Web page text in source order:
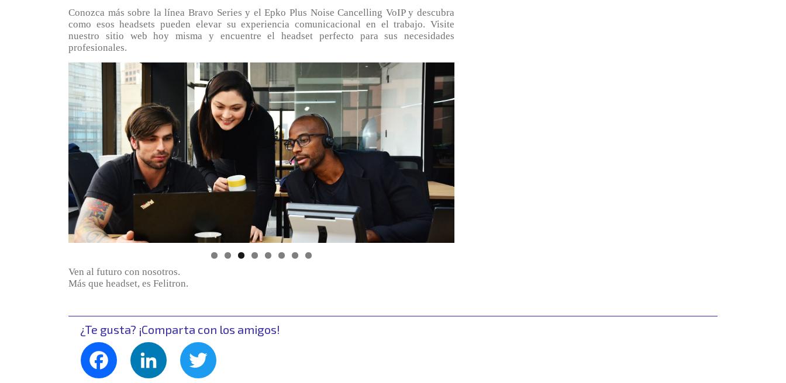
Conozca más sobre la línea Bravo Series y el Epko Plus Noise Cancelling VoIP y descubra
como esos headsets pueden elevar su experiencia comunicacional en el trabajo. Visite
nuestro sitio web hoy misma y encuentre el headset perfecto para sus necesidades
profesionales.
Ven al futuro con nosotros.
Más que headset, es Felitron.
¿Te gusta? ¡Comparta con los amigos!
Facebook LinkedIn